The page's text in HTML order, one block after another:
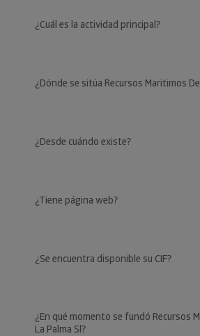
¿Cuál es la actividad principal?
¿Dónde se sitúa Recursos Maritimos
¿Desde cuándo existe?
¿Tiene página web?
¿Se encuentra disponible su CIF?
¿En qué momento se fundó Recursos
La Palma Sl?